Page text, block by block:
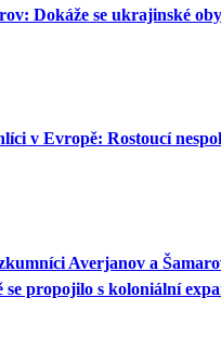
Dokáže se ukrajinské
v Evropě: Rostoucí
Averjanov a
se propojilo s koloniální